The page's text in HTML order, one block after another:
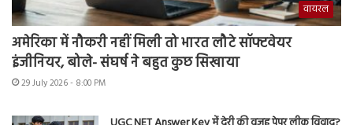
वायरल
अमेरिका में नौकरी नहीं मिली तो भारत लौटे सॉफ्टवेयर
इंजीनियर, बोले- संघर्ष ने बहुत कुछ सिखाया
29 July 2026 - 8:00 PM